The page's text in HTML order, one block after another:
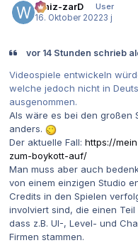
Whiz-zarD
User
16. Oktober 20223 j
vor 14 Stunden schrieb
Videospiele entwickeln
welche jedoch nicht in
ausgenommen.
Als wäre es bei den großen
anders.
Der aktuelle Fall: https://
zum-boykott-auf/
Man muss aber auch
von einem einzigen Studio
Credits in den Spielen
involviert sind, die einen
dass z.B. UI-, Level- und
Firmen stammen.